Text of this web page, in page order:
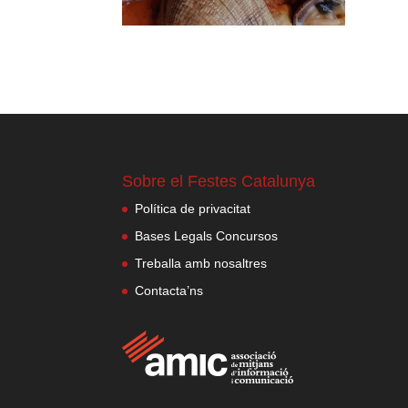
Sobre el Festes Catalunya
Política de privacitat
Bases Legals Concursos
Treballa amb nosaltres
Contacta’ns